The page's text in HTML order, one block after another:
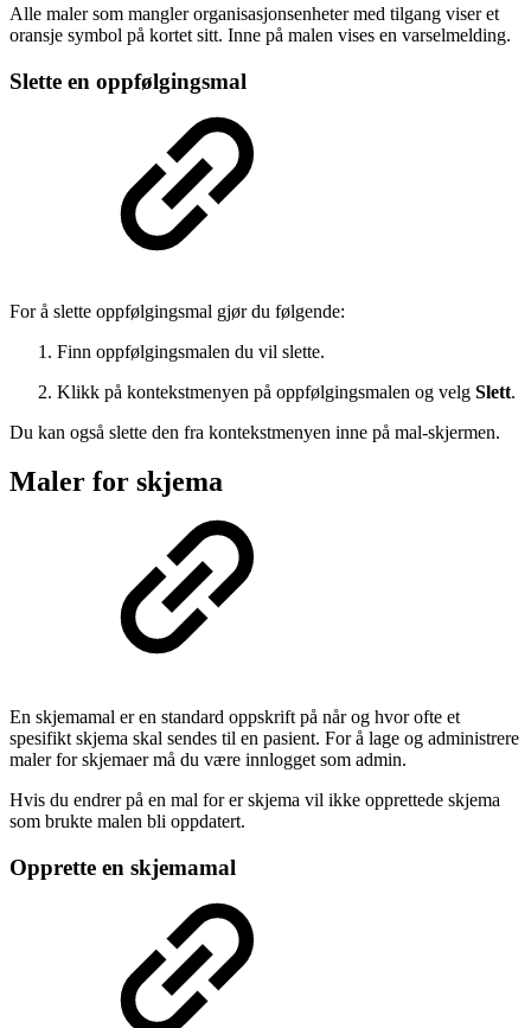
Alle maler som mangler organisasjonsenheter med tilgang viser et
oransje symbol på kortet sitt. Inne på malen vises en varselmelding.
Slette en oppfølgingsmal
For å slette oppfølgingsmal gjør du følgende:
Finn oppfølgingsmalen du vil slette.
Klikk på kontekstmenyen på oppfølgingsmalen og velg Slett.
Du kan også slette den fra kontekstmenyen inne på mal-skjermen.
Maler for skjema
En skjemamal er en standard oppskrift på når og hvor ofte et
spesifikt skjema skal sendes til en pasient. For å lage og administrere
maler for skjemaer må du være innlogget som admin.
Hvis du endrer på en mal for er skjema vil ikke opprettede skjema
som brukte malen bli oppdatert.
Opprette en skjemamal